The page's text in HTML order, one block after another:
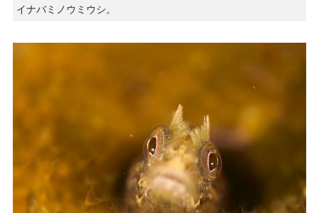
イナバミノウミウシ。